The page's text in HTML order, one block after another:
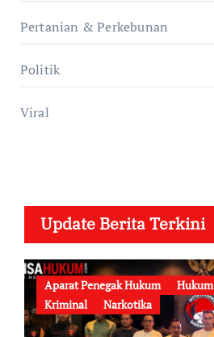
Pertanian & Perkebunan
Politik
Viral
Update Berita Terkini
Aparat Penegak Hukum Hukum
Kriminal
Narkotika